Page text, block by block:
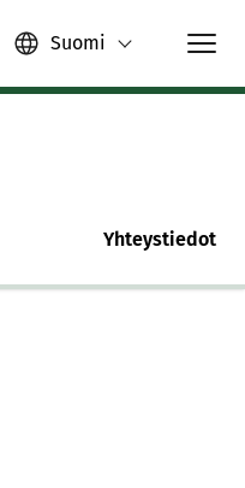
Suomi
Yhteystiedot